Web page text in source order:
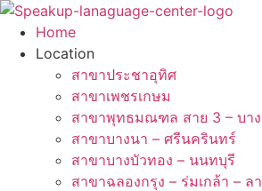
Skip
content
Home
Location
สาขาประชาอุทิศ
สาขาเพชรเกษม
สาขาพุทธมณฑล สาย 3 – บา
สาขาบางนา – ศรีนครินทร์
สาขาบางบัวทอง – นนทบุรี
สาขาฉลองกรุง – ร่มเกล้า – ล